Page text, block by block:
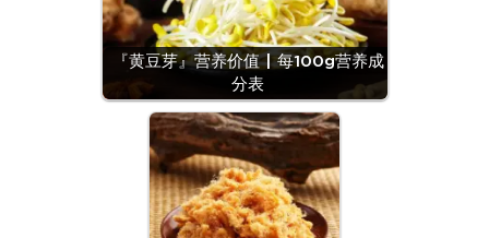
『黄豆芽』营养价值 | 每100g营养成
分表